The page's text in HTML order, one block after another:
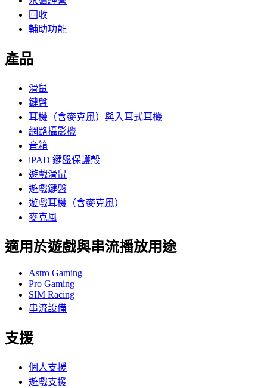
回收
輔助功能
產品
滑鼠
鍵盤
耳機（含麥克風）與入耳式耳機
網路攝影機
音箱
iPAD 鍵盤保護殼
遊戲滑鼠
遊戲鍵盤
遊戲耳機（含麥克風）
麥克風
適用於遊戲與串流播放用途
Astro Gaming
Pro Gaming
SIM Racing
串流設備
支援
個人支援
遊戲支援